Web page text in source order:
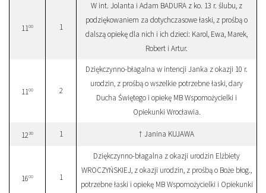
1100 1
W int. Jolanta i Adam BADURA z ko. 13 r. ślubu, z
podziękowaniem za dotychczasowe łaski, z prośbą o
dalszą opiekę dla nich i ich dzieci: Karol, Ewa, Marek,
Robert i Artur.
1100 2
Dziękczynno-błagalna w intencji Janka z okazji 10 r.
urodzin, z prośbą o wszelkie potrzebne łaski, dary
Ducha Świętego i opiekę MB Wspomożycielki i
Opiekunki Wrocławia.
1230 1 † Janina KUJAWA
1600 1
Dziękczynno-błagalna z okazji urodzin Elżbiety
WROCZYŃSKIEJ, z okazji urodzin, z prośbą o Boże błog.,
potrzebne łaski i opiekę MB Wspomożycielki i Opiekunki